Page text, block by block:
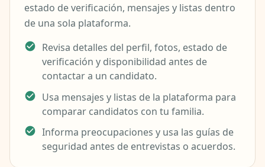
estado de verificación, mensajes y listas dentro
de una sola plataforma.
Revisa detalles del perfil, fotos, estado de
verificación y disponibilidad antes de
contactar a un candidato.
Usa mensajes y listas de la plataforma para
comparar candidatos con tu familia.
Informa preocupaciones y usa las guías de
seguridad antes de entrevistas o acuerdos.